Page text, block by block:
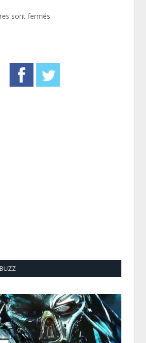
sont fermés.